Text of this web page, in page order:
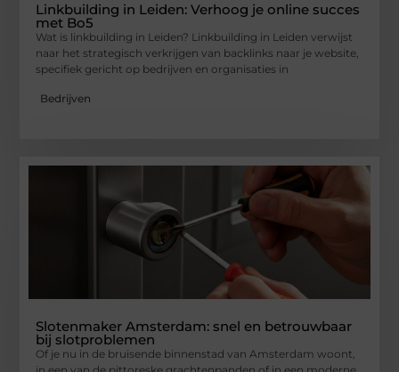
Linkbuilding in Leiden: Verhoog je online succes
met Bo5
Wat is linkbuilding in Leiden? Linkbuilding in Leiden verwijst
naar het strategisch verkrijgen van backlinks naar je website,
specifiek gericht op bedrijven en organisaties in
Bedrijven
Slotenmaker Amsterdam: snel en betrouwbaar
bij slotproblemen
Of je nu in de bruisende binnenstad van Amsterdam woont,